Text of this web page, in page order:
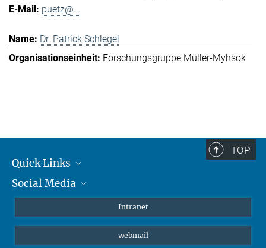
puetz@...
Dr. Patrick Schlegel
Forschungsgruppe Müller-Myhsok
TOP
Quick Links
Student*innen/Wissenschaftler*innen
Social Media
Bluesky
Intranet
webmail